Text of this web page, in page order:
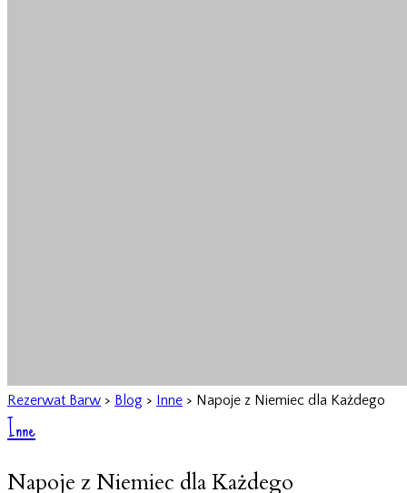
Rezerwat Barw > Blog > Inne > Napoje z Niemiec dla Każdego
Inne
Napoje z Niemiec dla Każdego